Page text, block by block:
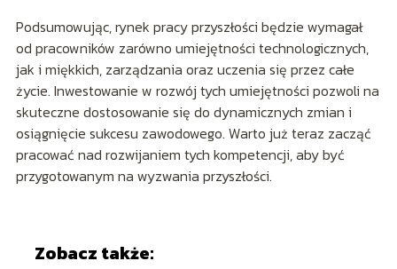
Podsumowując, rynek pracy przyszłości będzie wymagał
od pracowników zarówno umiejętności technologicznych,
jak i miękkich, zarządzania oraz uczenia się przez całe
życie. Inwestowanie w rozwój tych umiejętności pozwoli na
skuteczne dostosowanie się do dynamicznych zmian i
osiągnięcie sukcesu zawodowego. Warto już teraz zacząć
pracować nad rozwijaniem tych kompetencji, aby być
przygotowanym na wyzwania przyszłości.
Zobacz także: